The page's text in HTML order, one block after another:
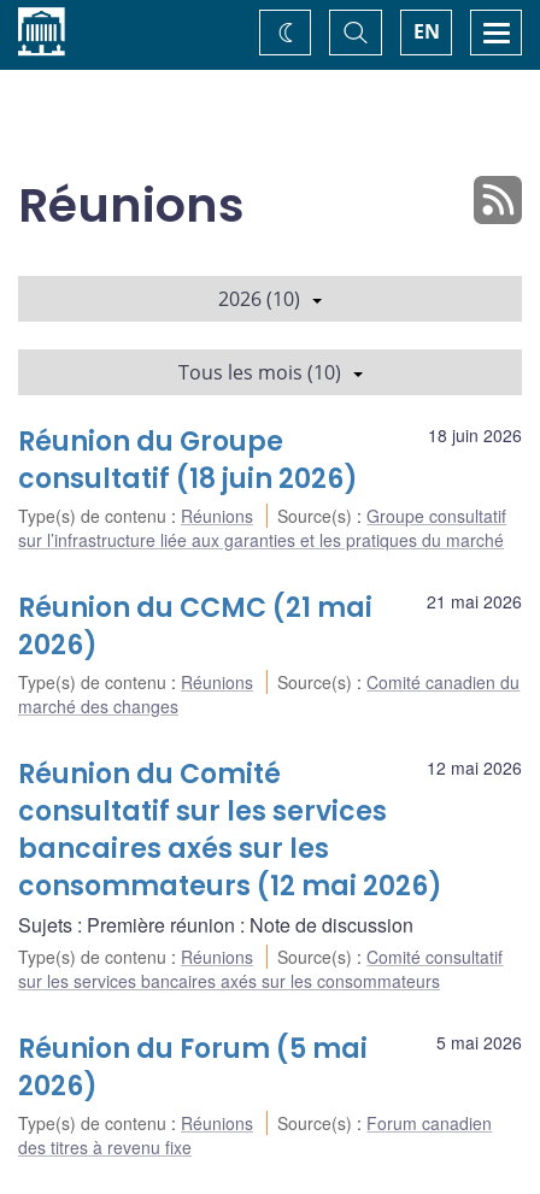
Accueil EN
Basculer
la
recherche
Changez
de
Réunions
2026 (10)
Tous les mois (10)
18 juin 2026
Réunion du Groupe
consultatif (18 juin 2026)
Type(s) de contenu : Réunions Source(s) :Groupe consultatif
sur l’infrastructure liée aux garanties et les pratiques du marché
21 mai 2026
Réunion du CCMC (21 mai
2026)
Type(s) de contenu : Réunions Source(s) :Comité canadien du
marché des changes
12 mai 2026
Réunion du Comité
consultatif sur les services
bancaires axés sur les
consommateurs (12 mai 2026)
Sujets : Première réunion : Note de discussion
Type(s) de contenu : Réunions Source(s) :Comité consultatif
sur les services bancaires axés sur les consommateurs
5 mai 2026
Réunion du Forum (5 mai
2026)
Type(s) de contenu : Réunions Source(s) : Forum canadien
des titres à revenu fixe